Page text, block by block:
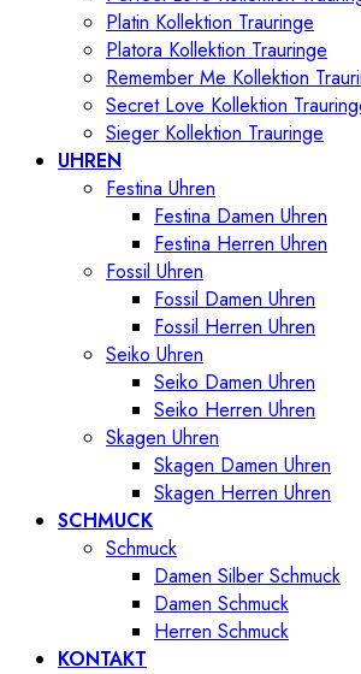
Platin Kollektion Trauringe
Platora Kollektion Trauringe
Remember Me Kollektion
Secret Love Kollektion
Sieger Kollektion Trauringe
UHREN
Festina Uhren
Festina Damen Uhren
Festina Herren Uhren
Fossil Uhren
Fossil Damen Uhren
Fossil Herren Uhren
Seiko Uhren
Seiko Damen Uhren
Seiko Herren Uhren
Skagen Uhren
Skagen Damen Uhren
Skagen Herren Uhren
SCHMUCK
Schmuck
Damen Silber Schmuck
Damen Schmuck
Herren Schmuck
KONTAKT